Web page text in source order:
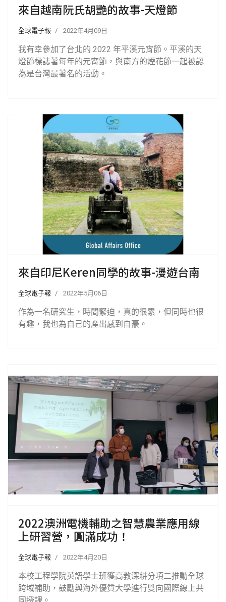
來自越南阮氏胡艷的故事-天燈節
全球電子報 2022年4月09日
我有幸參加了台北的 2022 年平溪元宵節。平溪的天
燈節標誌著每年的元宵節，與南方的煙花節一起被認
為是台灣最著名的活動。
來自印尼Keren同學的故事-漫遊台南
全球電子報 2022年5月06日
作為一名研究生，時間緊迫，真的很累，但同時也很
有趣，我也為自己的產出感到自豪。
2022澳洲電機輔助之智慧農業應用線
上研習營，圓滿成功！
全球電子報 2022年4月20日
本校工程學院英語學士班獲高教深耕分項二推動全球
跨域補助，鼓勵與海外優質大學進行雙向國際線上共
同授課。